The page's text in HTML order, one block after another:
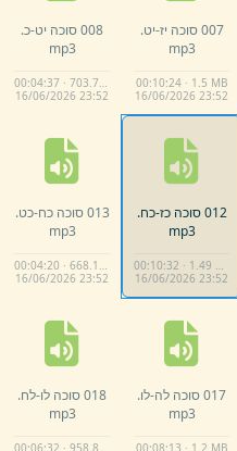
007 סוכה יז-
יט.
mp3
00:10:24 · 1.5 MB
16/06/2026 23:52
008 סוכה יט-
כ.
mp3
00:04:37 · 703.7 KB
16/06/2026 23:52
012 סוכה כז-
כח.
mp3
00:10:32 · 1.49 MB
16/06/2026 23:52
013 סוכה כח-
כט.
mp3
00:04:20 · 668.1 KB
16/06/2026 23:52
017 סוכה לה-
לו.
mp3
00:08:13 · 1.2 MB
018 סוכה לו-
לח.
mp3